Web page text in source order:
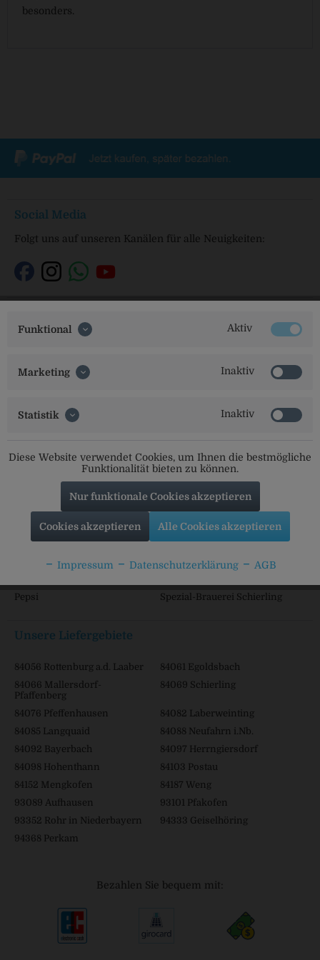
besonders.
Social Media
Folgt uns auf unseren Kanälen für alle Neuigkeiten:
Informationen
Beliebte Marken
Augustiner
Abenstaler
Coca Cola
Pöllinger
Brauerei Wittmann
Arcobräu
Privatbrauerei Stöttner
Brauerei zum Kuchlbauer
Pepsi
Spezial-Brauerei Schierling
Unsere Liefergebiete
84056 Rottenburg a.d. Laaber
84061 Egoldsbach
84066 Mallersdorf-
Pfaffenberg
84069 Schierling
84076 Pfeffenhausen
84082 Laberweinting
84085 Langquaid
84088 Neufahrn i.Nb.
84092 Bayerbach
84097 Herrngiersdorf
84098 Hohenthann
84103 Postau
84152 Mengkofen
84187 Weng
93089 Aufhausen
93101 Pfakofen
93352 Rohr in Niederbayern
94333 Geiselhöring
94368 Perkam
Bezahlen Sie bequem mit:
Funktional Aktiv
Marketing Inaktiv
Statistik Inaktiv
Diese Website verwendet Cookies, um Ihnen die bestmögliche
Funktionalität bieten zu können.
Nur funktionale Cookies akzeptieren
Cookies akzeptieren Alle Cookies akzeptieren
Impressum Datenschutzerklärung AGB